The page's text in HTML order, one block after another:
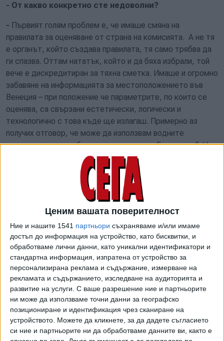
Ценим вашата поверителност
Ние и нашите 1541 партньори съхраняваме и/или имаме
достъп до информация на устройство, като бисквитки, и
обработваме лични данни, като уникални идентификатори и
стандартна информация, изпратена от устройство за
персонализирана реклама и съдържание, измерване на
рекламата и съдържанието, изследване на аудиторията и
развитие на услуги. С ваше разрешение ние и партньорите
ни може да използваме точни данни за географско
позициониране и идентификация чрез сканиране на
устройството. Можете да кликнете, за да дадете съгласието
си ние и партньорите ни да обработваме данните ви, както е
- От какво конкретно сте недоволни?
- Първият голям проблем е, че имаше смяна на
правилата за оценяване от страна на комисията. А не тя
е органът, който създава правилата, тя само трябва да
ги спазва. Оттам нататък, който и да бяха избрали, той
вече е дискредитиран за тяхна сметка. Имаше и огромно
забавяне на информацията за местоположението във
Венеция – при положение че параметрите, по които се
оценява, са свързани естетически, логически и
технологично с това къде ще излагаш. Примерно аз
получих отговор, че може да използвам водните
пространства „съобразно правилника на Биеналето“. Не
знам дали това би могло да се осъществи, след като -
по-късно -
разполагахме с таванско
А с похарчената сума от 400 000 лв. имате ли
?
-Искам дебело да подчертая, че аз като автор мога
само да се радвам, когато се дават пари за изкуство.
Въпросът е какъв е крайният резултат. Когато говорим
за национално участие, резултатът трябва да се отрази
на национално ниво. Между другото по цял свят вече
критикуват Венецианското биенале, че все още работи
на национален принцип. Най-истинското участие е,
когато си част от селекцията на главния куратор. Но
когато участваш на национално ниво, това трябва да